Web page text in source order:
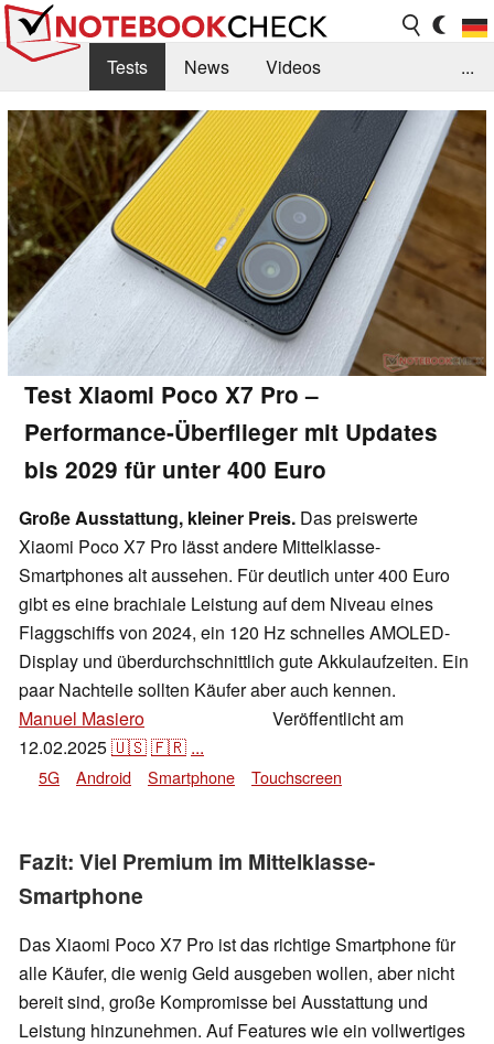
Tests News
Videos
Benchmarks & Tech
Externe Tests
Kaufberatung
Deals Suche
Jobs
Forum
...
Test Xiaomi Poco X7 Pro –
Performance-Überflieger mit Updates
bis 2029 für unter 400 Euro
Große Ausstattung, kleiner Preis. Das preiswerte
Xiaomi Poco X7 Pro lässt andere Mittelklasse-
Smartphones alt aussehen. Für deutlich unter 400 Euro
gibt es eine brachiale Leistung auf dem Niveau eines
Flaggschiffs von 2024, ein 120 Hz schnelles AMOLED-
Display und überdurchschnittlich gute Akkulaufzeiten. Ein
paar Nachteile sollten Käufer aber auch kennen.
Manuel Masiero
Veröffentlicht am
12.02.2025🇺🇸🇫🇷 ...
5G Android Smartphone Touchscreen
Fazit: Viel Premium im Mittelklasse-
Smartphone
Das Xiaomi Poco X7 Pro ist das richtige Smartphone für
alle Käufer, die wenig Geld ausgeben wollen, aber nicht
bereit sind, große Kompromisse bei Ausstattung und
Leistung hinzunehmen. Auf Features wie ein vollwertiges